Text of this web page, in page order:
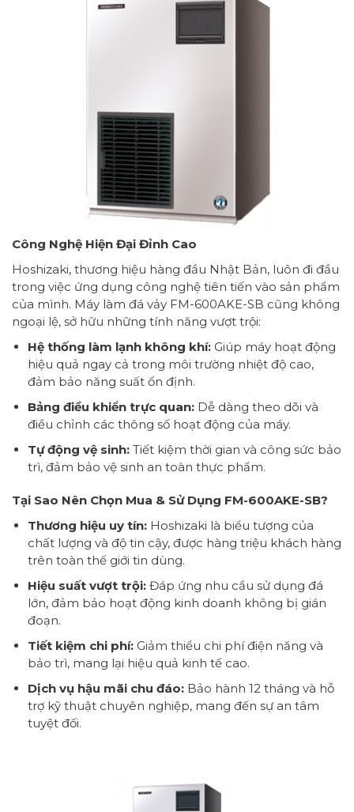
Công Nghệ Hiện Đại Đỉnh Cao
Hoshizaki, thương hiệu hàng đầu Nhật Bản, luôn đi đầu
trong việc ứng dụng công nghệ tiên tiến vào sản phẩm
của mình. Máy làm đá vảy FM-600AKE-SB cũng không
ngoại lệ, sở hữu những tính năng vượt trội:
Hệ thống làm lạnh không khí:Giúp máy hoạt động
hiệu quả ngay cả trong môi trường nhiệt độ cao,
đảm bảo năng suất ổn định.
Bảng điều khiển trực quan:Dễ dàng theo dõi và
điều chỉnh các thông số hoạt động của máy.
Tự động vệ sinh:Tiết kiệm thời gian và công sức bảo
trì, đảm bảo vệ sinh an toàn thực phẩm.
Tại Sao Nên Chọn Mua & Sử Dụng FM-600AKE-SB?
Thương hiệu uy tín:Hoshizaki là biểu tượng của
chất lượng và độ tin cậy, được hàng triệu khách hàng
trên toàn thế giới tin dùng.
Hiệu suất vượt trội:Đáp ứng nhu cầu sử dụng đá
lớn, đảm bảo hoạt động kinh doanh không bị gián
đoạn.
Tiết kiệm chi phí:Giảm thiểu chi phí điện năng và
bảo trì, mang lại hiệu quả kinh tế cao.
Dịch vụ hậu mãi chu đáo:Bảo hành 12 tháng và hỗ
trợ kỹ thuật chuyên nghiệp, mang đến sự an tâm
tuyệt đối.